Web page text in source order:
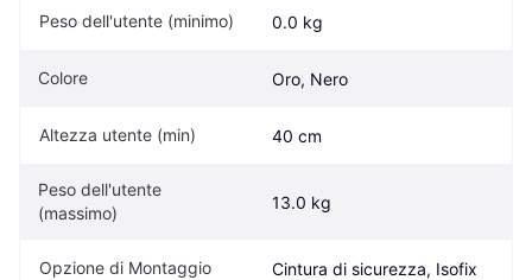
Peso dell'utente (minimo) 0.0 kg
Colore Oro, Nero
Altezza utente (min) 40 cm
Peso dell'utente
(massimo)
13.0 kg
Opzione di Montaggio Cintura di sicurezza, Isofix